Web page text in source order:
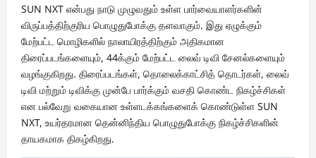
SUN NXT என்பது நாடு முழுவதும் உள்ள பார்வையாளர்களின்
விருப்பத்திற்குரிய பொழுதுபோக்கு தளவாகும். இது ஏழுக்கும்
மேற்பட்ட மொழிகளில் நாலாயிரத்திற்கும் அதிகமான
திரைப்படங்களையும், 44க்கும் மேற்பட்ட லைவ் டிவி சேனல்களையும்
வழங்குகிறது. திரைப்படங்கள், தொலைக்காட்சித் தொடர்கள், லைவ்
டிவி மற்றும் டிவிக்கு முன்பே பார்க்கும் வசதி கொண்ட நிகழ்ச்சிகள்
என பல்வேறு வகையான உள்ளடக்கங்களைக் கொண்டுள்ள SUN
NXT, உயர்தரமான தென்னிந்திய பொழுதுபோக்கு நிகழ்ச்சிகளின்
தாயகமாக திகழ்கிறது.